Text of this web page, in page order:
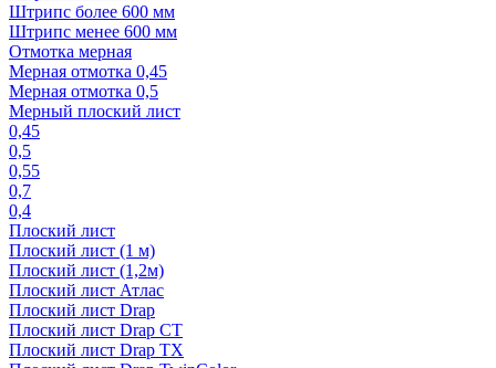
Штрипс более 600 мм
Штрипс менее 600 мм
Отмотка мерная
Мерная отмотка 0,45
Мерная отмотка 0,5
Мерный плоский лист
0,45
0,5
0,55
0,7
0,4
Плоский лист
Плоский лист (1 м)
Плоский лист (1,2м)
Плоский лист Атлас
Плоский лист Drap
Плоский лист Drap СТ
Плоский лист Drap TX